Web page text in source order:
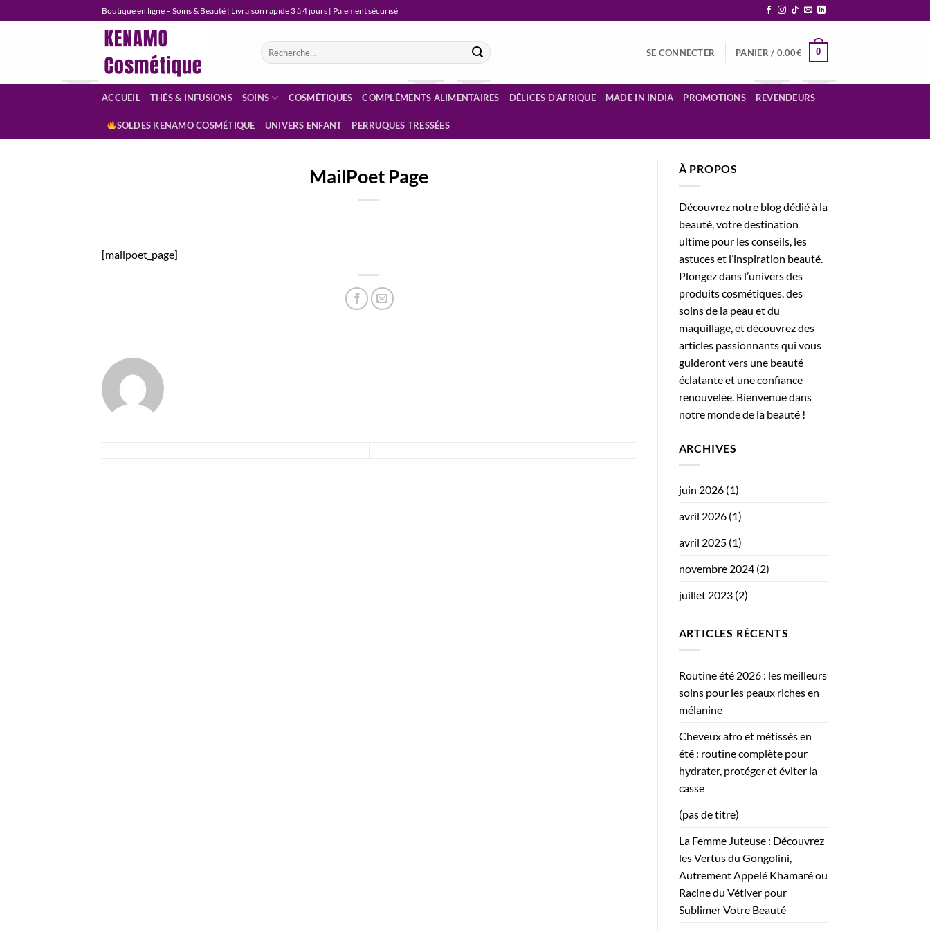
au
Boutique en ligne – Soins & Beauté | Livraison rapide 3 à 4 jours | Paiement sécurisé
Recherche
pour :
SE CONNECTER PANIER / 0.00€ 0
ACCUEIL THÉS & INFUSIONS SOINS COSMÉTIQUES COMPLÉMENTS ALIMENTAIRES DÉLICES D’AFRIQUE MADE IN INDIA PROMOTIONS REVENDEURS
SOLDES KENAMO COSMÉTIQUE UNIVERS ENFANT PERRUQUES TRESSÉES
MailPoet Page
[mailpoet_page]
À PROPOS
Découvrez notre blog dédié à la
beauté, votre destination
ultime pour les conseils, les
astuces et l’inspiration beauté.
Plongez dans l’univers des
produits cosmétiques, des
soins de la peau et du
maquillage, et découvrez des
articles passionnants qui vous
guideront vers une beauté
éclatante et une confiance
renouvelée. Bienvenue dans
notre monde de la beauté !
ARCHIVES
juin 2026(1)
avril 2026(1)
avril 2025(1)
novembre 2024(2)
juillet 2023(2)
ARTICLES RÉCENTS
Routine été 2026 : les meilleurs
soins pour les peaux riches en
mélanine
Cheveux afro et métissés en
été : routine complète pour
hydrater, protéger et éviter la
casse
(pas de titre)
La Femme Juteuse : Découvrez
les Vertus du Gongolini,
Autrement Appelé Khamaré ou
Racine du Vétiver pour
Sublimer Votre Beauté